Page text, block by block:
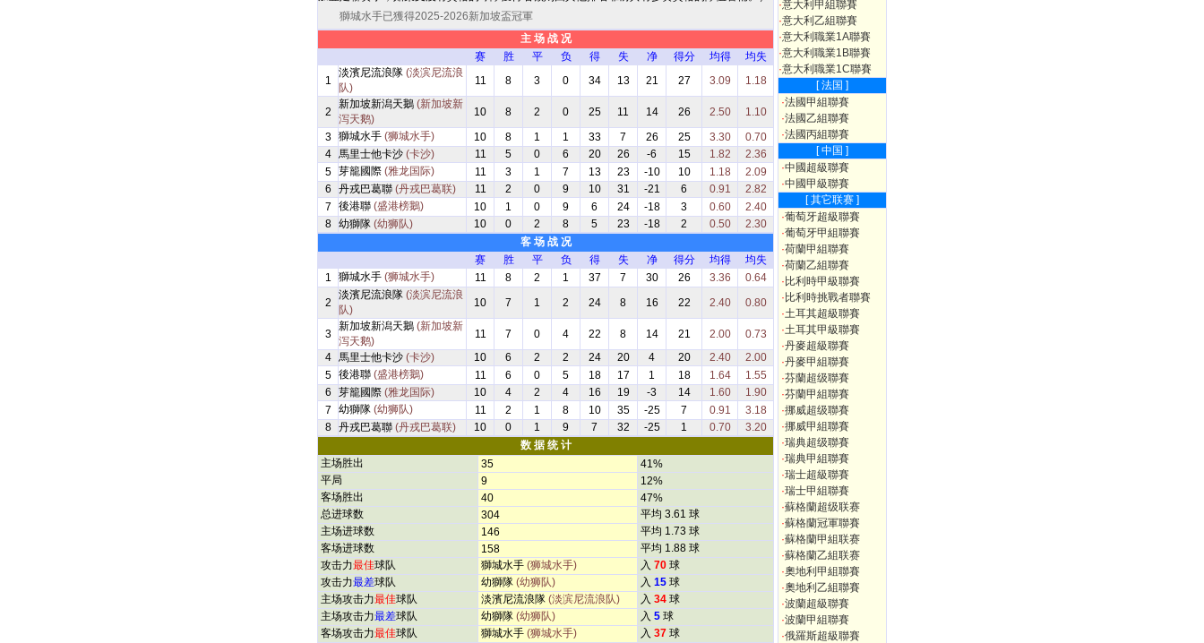
獅城水手已獲得2025-2026新加坡盃冠軍
主 场 战 况
赛
胜 平 负 得 失 净 得分 均得
均失
1
淡濱尼流浪隊 (淡滨尼流浪
队)
11 8 3 0 34 13 21 27 3.09 1.18
2
新加坡新潟天鵝 (新加坡新
泻天鹅)
10 8 2 0 25 11 14 26 2.50
1.10
3
獅城水手 (狮城水手) 10 8 1 1 33 7 26 25 3.30
0.70
4
馬里士他卡沙 (卡沙) 11 5 0 6 20 26 -6 15 1.82
2.36
5
芽籠國際 (雅龙国际) 11 3 1 7 13 23 -10 10 1.18
2.09
6
丹戎巴葛聯 (丹戎巴葛联) 11 2 0 9 10 31 -21 6 0.91
2.82
7
後港聯 (盛港榜鵝) 10 1 0 9 6 24 -18 3 0.60
2.40
8
幼獅隊 (幼狮队) 10 0 2 8 5 23 -18 2 0.50
2.30
客 场 战 况
赛
胜 平 负 得 失 净 得分 均得
均失
1
獅城水手 (狮城水手) 11 8 2 1 37 7 30 26 3.36
0.64
2
淡濱尼流浪隊 (淡滨尼流浪
队)
10 7 1 2 24 8 16 22 2.40 0.80
3
新加坡新潟天鵝 (新加坡新
泻天鹅)
11 7 0 4 22 8 14 21 2.00
0.73
4
馬里士他卡沙 (卡沙) 10 6 2 2 24 20 4 20 2.40
2.00
5
後港聯 (盛港榜鵝) 11 6 0 5 18 17 1 18 1.64
1.55
6
芽籠國際 (雅龙国际) 10 4 2 4 16 19 -3 14 1.60
1.90
7
幼獅隊 (幼狮队) 11 2 1 8 10 35 -25 7 0.91
3.18
8
丹戎巴葛聯 (丹戎巴葛联) 10 0 1 9 7 32 -25 1 0.70
3.20
数 据 统 计
主场胜出
35
41%
平局
9
12%
客场胜出
40
47%
总进球数
304
平均 3.61 球
主场进球数
146
平均 1.73 球
客场进球数
158
平均 1.88 球
攻击力最佳球队 獅城水手 (狮城水手) 入 70 球
攻击力最差球队 幼獅隊 (幼狮队) 入 15 球
主场攻击力最佳球队 淡濱尼流浪隊 (淡滨尼流浪队) 入 34 球
主场攻击力最差球队 幼獅隊 (幼狮队) 入 5 球
客场攻击力最佳球队 獅城水手 (狮城水手) 入 37 球
·意大利甲組聯賽
·意大利乙組聯賽
·意大利職業1A聯賽
·意大利職業1B聯賽
·意大利職業1C聯賽
[ 法国 ]
·法國甲組聯賽
·法國乙組聯賽
·法國丙組聯賽
[ 中国 ]
·中國超級聯賽
·中國甲級聯賽
[ 其它联赛 ]
·葡萄牙超級聯賽
·葡萄牙甲組聯賽
·荷蘭甲組聯賽
·荷蘭乙組聯賽
· 比利時甲級聯賽
· 比利時挑戰者聯賽
·土耳其超級聯賽
·土耳其甲級聯賽
·丹麥超級聯賽
·丹麥甲組聯賽
·芬蘭超级聯賽
·芬蘭甲組聯賽
·挪威超级聯賽
·挪威甲組聯賽
·瑞典超级聯賽
·瑞典甲組聯賽
·瑞士超級聯賽
·瑞士甲組聯賽
·蘇格蘭超级联赛
·蘇格蘭冠軍聯賽
·蘇格蘭甲組联赛
·蘇格蘭乙組联赛
·奧地利甲組聯賽
·奧地利乙組聯賽
·波蘭超級聯賽
·波蘭甲組聯賽
·俄羅斯超級聯賽